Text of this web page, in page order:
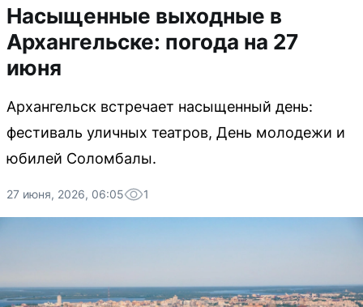
Насыщенные выходные в
Архангельске: погода на 27
июня
Архангельск встречает насыщенный день:
фестиваль уличных театров, День молодежи и
юбилей Соломбалы.
27 июня, 2026, 06:05 1